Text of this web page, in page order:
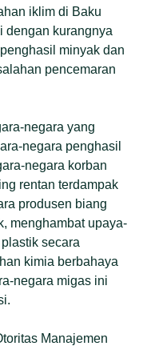
iklim di Baku
dengan kurangnya
minyak dan
pencemaran
negara yang
negara penghasil
negara korban
rentan terdampak
produsen biang
menghambat upaya-
secara
kimia berbahaya
negara migas ini
Manajemen